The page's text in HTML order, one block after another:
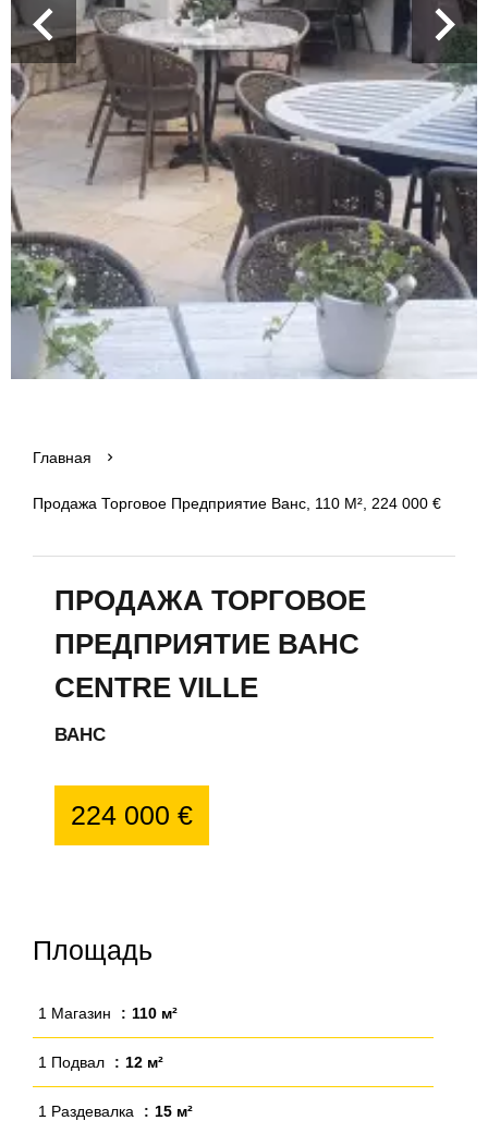
Главная
Продажа Торговое Предприятие Ванс, 110 М², 224 000 €
ПРОДАЖА ТОРГОВОЕ
ПРЕДПРИЯТИЕ ВАНС
CENTRE VILLE
ВАНС
224 000 €
Площадь
1 Магазин 110 м²
1 Подвал 12 м²
1 Раздевалка 15 м²